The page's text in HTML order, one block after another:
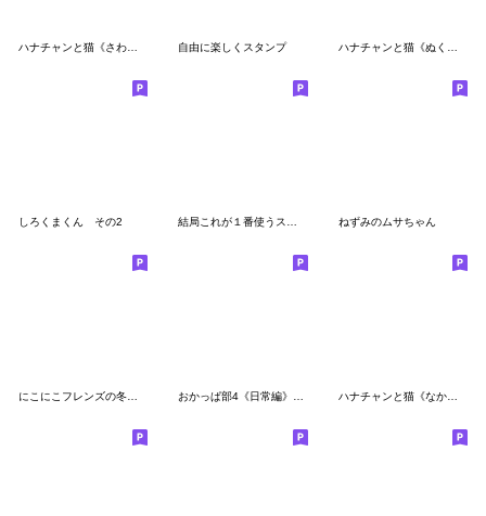
自由に楽しくスタンプ
しろくまくん その2 ねずみのムサちゃん
にこにこフレンズの冬スタンプ おかっぱ部4《日常編》ハナチャンと猫 ハナチャンと猫《なかよし冬敬語》